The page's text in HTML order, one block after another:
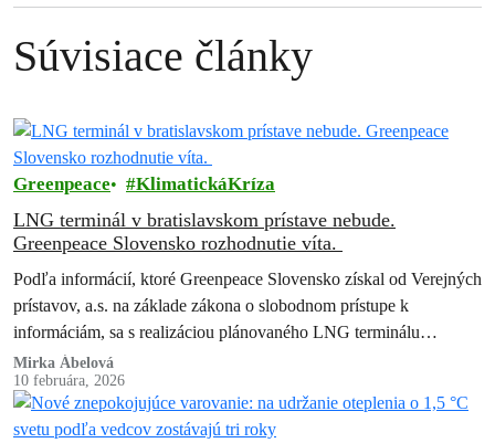
Súvisiace články
Greenpeace KlimatickáKríza
LNG terminál v bratislavskom prístave nebude.
Greenpeace Slovensko rozhodnutie víta.
Podľa informácií, ktoré Greenpeace Slovensko získal od Verejných
prístavov, a.s. na základe zákona o slobodnom prístupe k
informáciám, sa s realizáciou plánovaného LNG terminálu
nepočíta. Greenpeace Slovensko, ktorý proti projektu…
Mirka Ábelová
10 februára, 2026